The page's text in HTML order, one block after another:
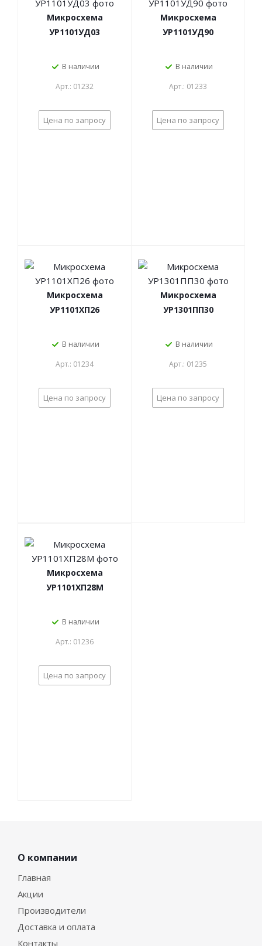
Микросхема
УР1101УД03
В наличии
Арт.: 01232
Цена по запросу
Микросхема
УР1101УД90
В наличии
Арт.: 01233
Цена по запросу
Микросхема
УР1101ХП26
В наличии
Арт.: 01234
Цена по запросу
Микросхема
УР1301ПП30
В наличии
Арт.: 01235
Цена по запросу
Микросхема
УР1101ХП28М
В наличии
Арт.: 01236
Цена по запросу
О компании
Главная
Акции
Производители
Доставка и оплата
Контакты